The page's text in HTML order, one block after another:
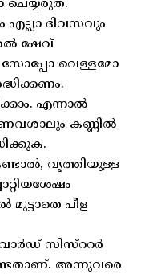
ചെയ്യരുത്.
എല്ലാ ദിവസവും
ഷേവ്
വെള്ളമോ
എന്നാല്‍
കണ്ണില്‍
വൃത്തിയുള്ള
പീള
വാര്‍ഡ് സിസ്ററര്‍
അന്നുവരെ